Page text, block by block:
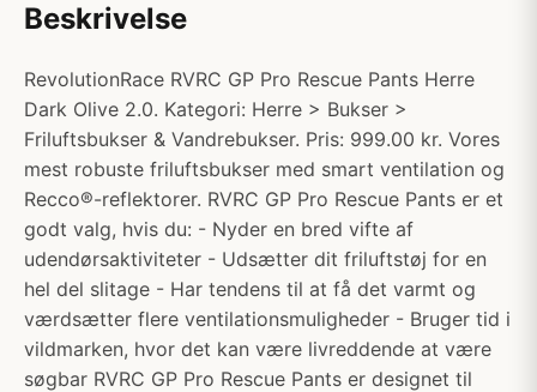
Beskrivelse
RevolutionRace RVRC GP Pro Rescue Pants Herre
Dark Olive 2.0. Kategori: Herre > Bukser >
Friluftsbukser & Vandrebukser. Pris: 999.00 kr. Vores
mest robuste friluftsbukser med smart ventilation og
Recco®-reflektorer. RVRC GP Pro Rescue Pants er et
godt valg, hvis du: - Nyder en bred vifte af
udendørsaktiviteter - Udsætter dit friluftstøj for en
hel del slitage - Har tendens til at få det varmt og
værdsætter flere ventilationsmuligheder - Bruger tid i
vildmarken, hvor det kan være livreddende at være
søgbar RVRC GP Pro Rescue Pants er designet til